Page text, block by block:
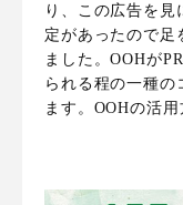
り、この広告を
定があったので足
ました。OOHが
られる程の一種の
ます。OOHの活